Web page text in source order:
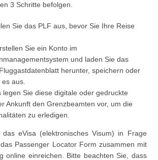
3 Schritte befolgen.
Sie das PLF aus, bevor Sie Ihre Reise
Sie ein Konto im
und laden Sie das
herunter, speichern oder
aus.
legen Sie diese digitale oder gedruckte
Ankunft den Grenzbeamten vor, um die
zu erledigen.
eVisa (elektronisches Visum) in Frage
Passenger Locator Form zusammen mit
online einreichen. Bitte beachten Sie, dass